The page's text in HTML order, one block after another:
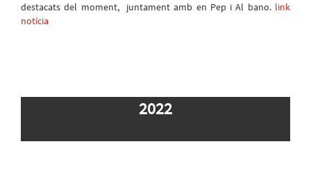
destacats del moment, juntament amb en Pep i Al bano. link
notícia
2022